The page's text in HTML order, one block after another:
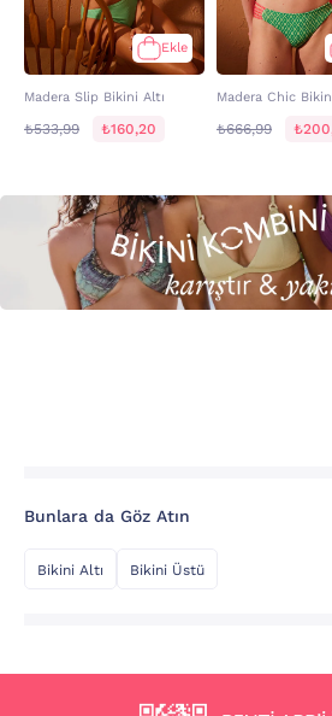
Ekle
Madera Slip Bikini Altı
₺533,99 ₺160,20
Madera Chic
₺666,99
Bunlara da Göz Atın
Bikini Altı Bikini Üstü